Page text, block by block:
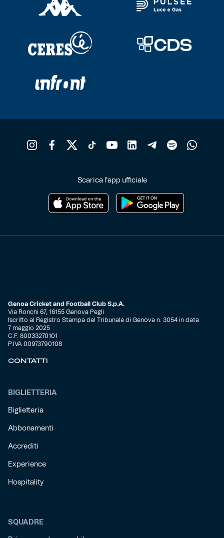
Scarica l'app ufficiale
Genoa Cricket and Football Club S.p.A.
Via Ronchi 67, 16155 Genova Pegli
Iscritto al Registro Stampa del Tribunale di Genova n. 3054 in data
7 maggio 2025
C.F. 80033270101
P.IVA 00973790108
CONTATTI
BIGLIETTERIA
Biglietteria
Abbonamenti
Accrediti
Experience
Hospitality
SQUADRE